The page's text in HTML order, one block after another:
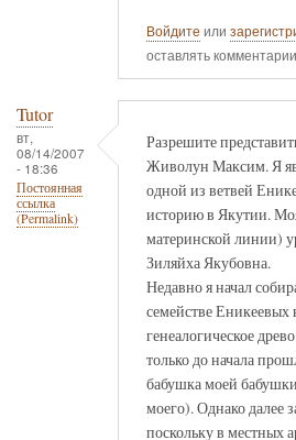
Войдите или
оставлять комментарии
Tutor
вт,
08/14/2007
- 18:36
Постоянная
ссылка
(Permalink)
Разрешите
Живолун Максим. Я
одной из ветвей
историю в Якутии.
материнской линии)
Зиляйха Якубовна.
Недавно я начал
семействе Еникеевых
генеалогическое
только до начала
бабушка моей
моего). Однако далее
поскольку в местных